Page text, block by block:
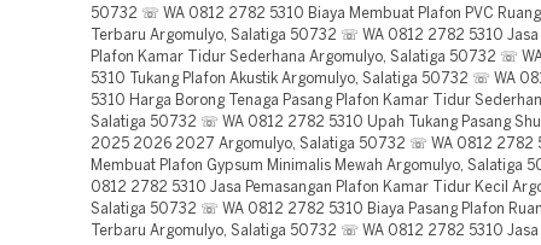
50732 ☏ WA 0812 2782 5310 Biaya Membuat Plafon PVC
Terbaru Argomulyo, Salatiga 50732 ☏ WA 0812 2782 5310 Jasa
Plafon Kamar Tidur Sederhana Argomulyo, Salatiga 50732 ☏
5310 Tukang Plafon Akustik Argomulyo, Salatiga 50732 ☏ WA
5310 Harga Borong Tenaga Pasang Plafon Kamar Tidur
Salatiga 50732 ☏ WA 0812 2782 5310 Upah Tukang Pasang
2025 2026 2027 Argomulyo, Salatiga 50732 ☏ WA 0812 2782
Membuat Plafon Gypsum Minimalis Mewah Argomulyo, Salatiga
0812 2782 5310 Jasa Pemasangan Plafon Kamar Tidur Kecil
Salatiga 50732 ☏ WA 0812 2782 5310 Biaya Pasang Plafon
Terbaru Argomulyo, Salatiga 50732 ☏ WA 0812 2782 5310 Jasa